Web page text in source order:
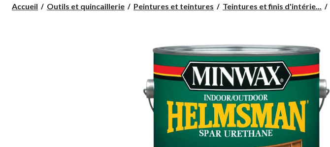
Accueil Outils et quincaillerie Peintures et teintures Teintures et finis d'intérie...